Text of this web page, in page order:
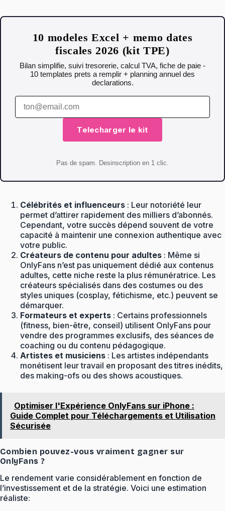
10 modeles Excel + memo dates
fiscales 2026 (kit TPE)
Bilan simplifie, suivi tresorerie, calcul TVA, fiche de paie -
10 templates prets a remplir + planning annuel des
declarations.
Telecharger le kit
Pas de spam. Desinscription en 1 clic.
Célébrités et influenceurs : Leur notoriété leur
permet d’attirer rapidement des milliers d’abonnés.
Cependant, votre succès dépend souvent de votre
capacité à maintenir une connexion authentique avec
votre public.
Créateurs de contenu pour adultes : Même si
OnlyFans n’est pas uniquement dédié aux contenus
adultes, cette niche reste la plus rémunératrice. Les
créateurs spécialisés dans des costumes ou des
styles uniques (cosplay, fétichisme, etc.) peuvent se
démarquer.
Formateurs et experts : Certains professionnels
(fitness, bien-être, conseil) utilisent OnlyFans pour
vendre des programmes exclusifs, des séances de
coaching ou du contenu pédagogique.
Artistes et musiciens : Les artistes indépendants
monétisent leur travail en proposant des titres inédits,
des making-ofs ou des shows acoustiques.
Optimiser l'Expérience OnlyFans sur iPhone :
Guide Complet pour Téléchargements et Utilisation
Sécurisée
Combien pouvez-vous vraiment gagner sur
OnlyFans ?
Le rendement varie considérablement en fonction de
l’investissement et de la stratégie. Voici une estimation
réaliste: